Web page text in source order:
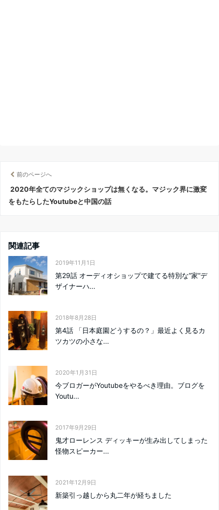
前のページへ
2020年全てのマジックショップは無くなる。マジック界に激変
をもたらしたYoutubeと中国の話
関連記事
2019年11月1日
第29話 オーディオショップで建てる特別な”家”デ
ザイナーハ...
2018年8月28日
第4話 「日本庭園どうするの？」最近よく見るカ
ツカツの小さな...
2020年1月31日
今ブロガーがYoutubeをやるべき理由。ブログを
Youtu...
2017年9月29日
鬼才ローレンス ディッキーが生み出してしまった
怪物スピーカー...
2021年12月9日
新築引っ越しから丸二年が経ちました